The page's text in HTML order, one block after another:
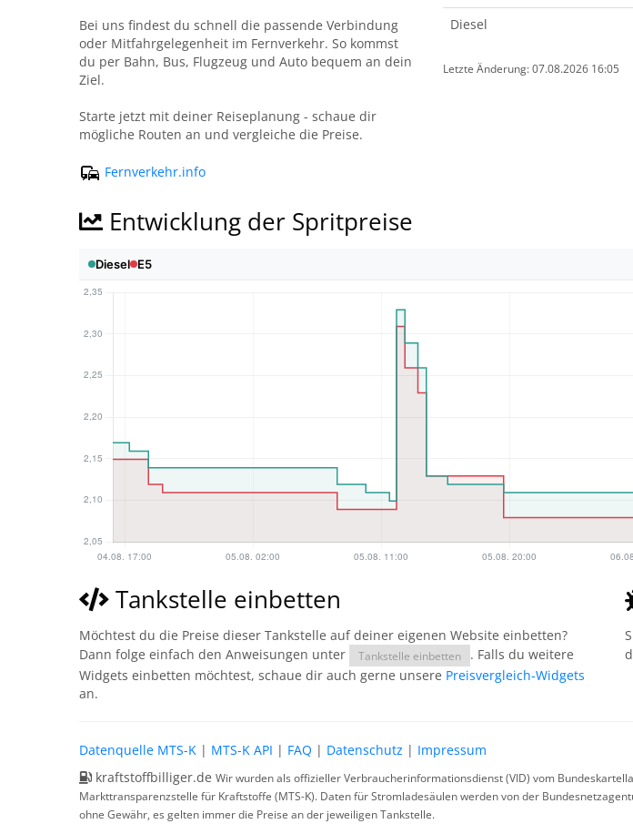
Bei uns findest du schnell die passende Verbindung
oder Mitfahrgelegenheit im Fernverkehr. So kommst
du per Bahn, Bus, Flugzeug und Auto bequem an dein
Ziel.
Starte jetzt mit deiner Reiseplanung - schaue dir
mögliche Routen an und vergleiche die Preise.
Fernverkehr.info
Diesel
Letzte Änderung: 07.08.2026 16:05
Entwicklung der Spritpreise
Tankstelle einbetten
Möchtest du die Preise dieser Tankstelle auf deiner eigenen Website einbetten?
Dann folge einfach den Anweisungen unter
Tankstelle einbetten
. Falls du weitere
Widgets einbetten möchtest, schaue dir auch gerne unsere Preisvergleich-Widgets
an.
Datenquelle MTS-K | MTS-K API | FAQ | Datenschutz | Impressum
kraftstoffbilliger.de Wir wurden als offizieller Verbraucherinformationsdienst (VID) vom
Markttransparenzstelle für Kraftstoffe (MTS-K). Daten für Stromladesäulen werden von der
ohne Gewähr, es gelten immer die Preise an der jeweiligen Tankstelle.